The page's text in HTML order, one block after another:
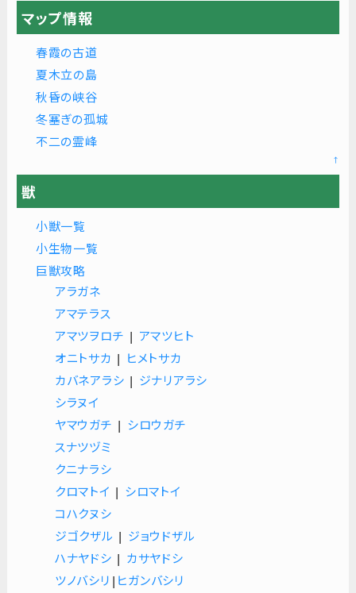
マップ情報
春霞の古道
夏木立の島
秋昏の峡谷
冬塞ぎの孤城
不二の霊峰
↑
獣
小獣一覧
小生物一覧
巨獣攻略
アラガネ
アマテラス
アマツヲロチ | アマツヒト
オニトサカ | ヒメトサカ
カバネアラシ | ジナリアラシ
シラヌイ
ヤマウガチ | シロウガチ
スナツヅミ
クニナラシ
クロマトイ | シロマトイ
コハクヌシ
ジゴクザル | ジョウドザル
ハナヤドシ | カサヤドシ
ツノバシリ | ヒガンバシリ